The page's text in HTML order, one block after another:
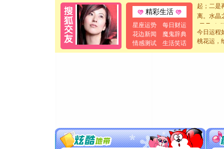
精彩生活
星座运势
每日财运
花边新闻
魔鬼辞典
情感测试
生活笑话
起；二是
离。水晶
[元旦]
当
泣，这痛
卖了。水
[春节]风
要平安！
[圣诞节]
今日运程
桃花运，